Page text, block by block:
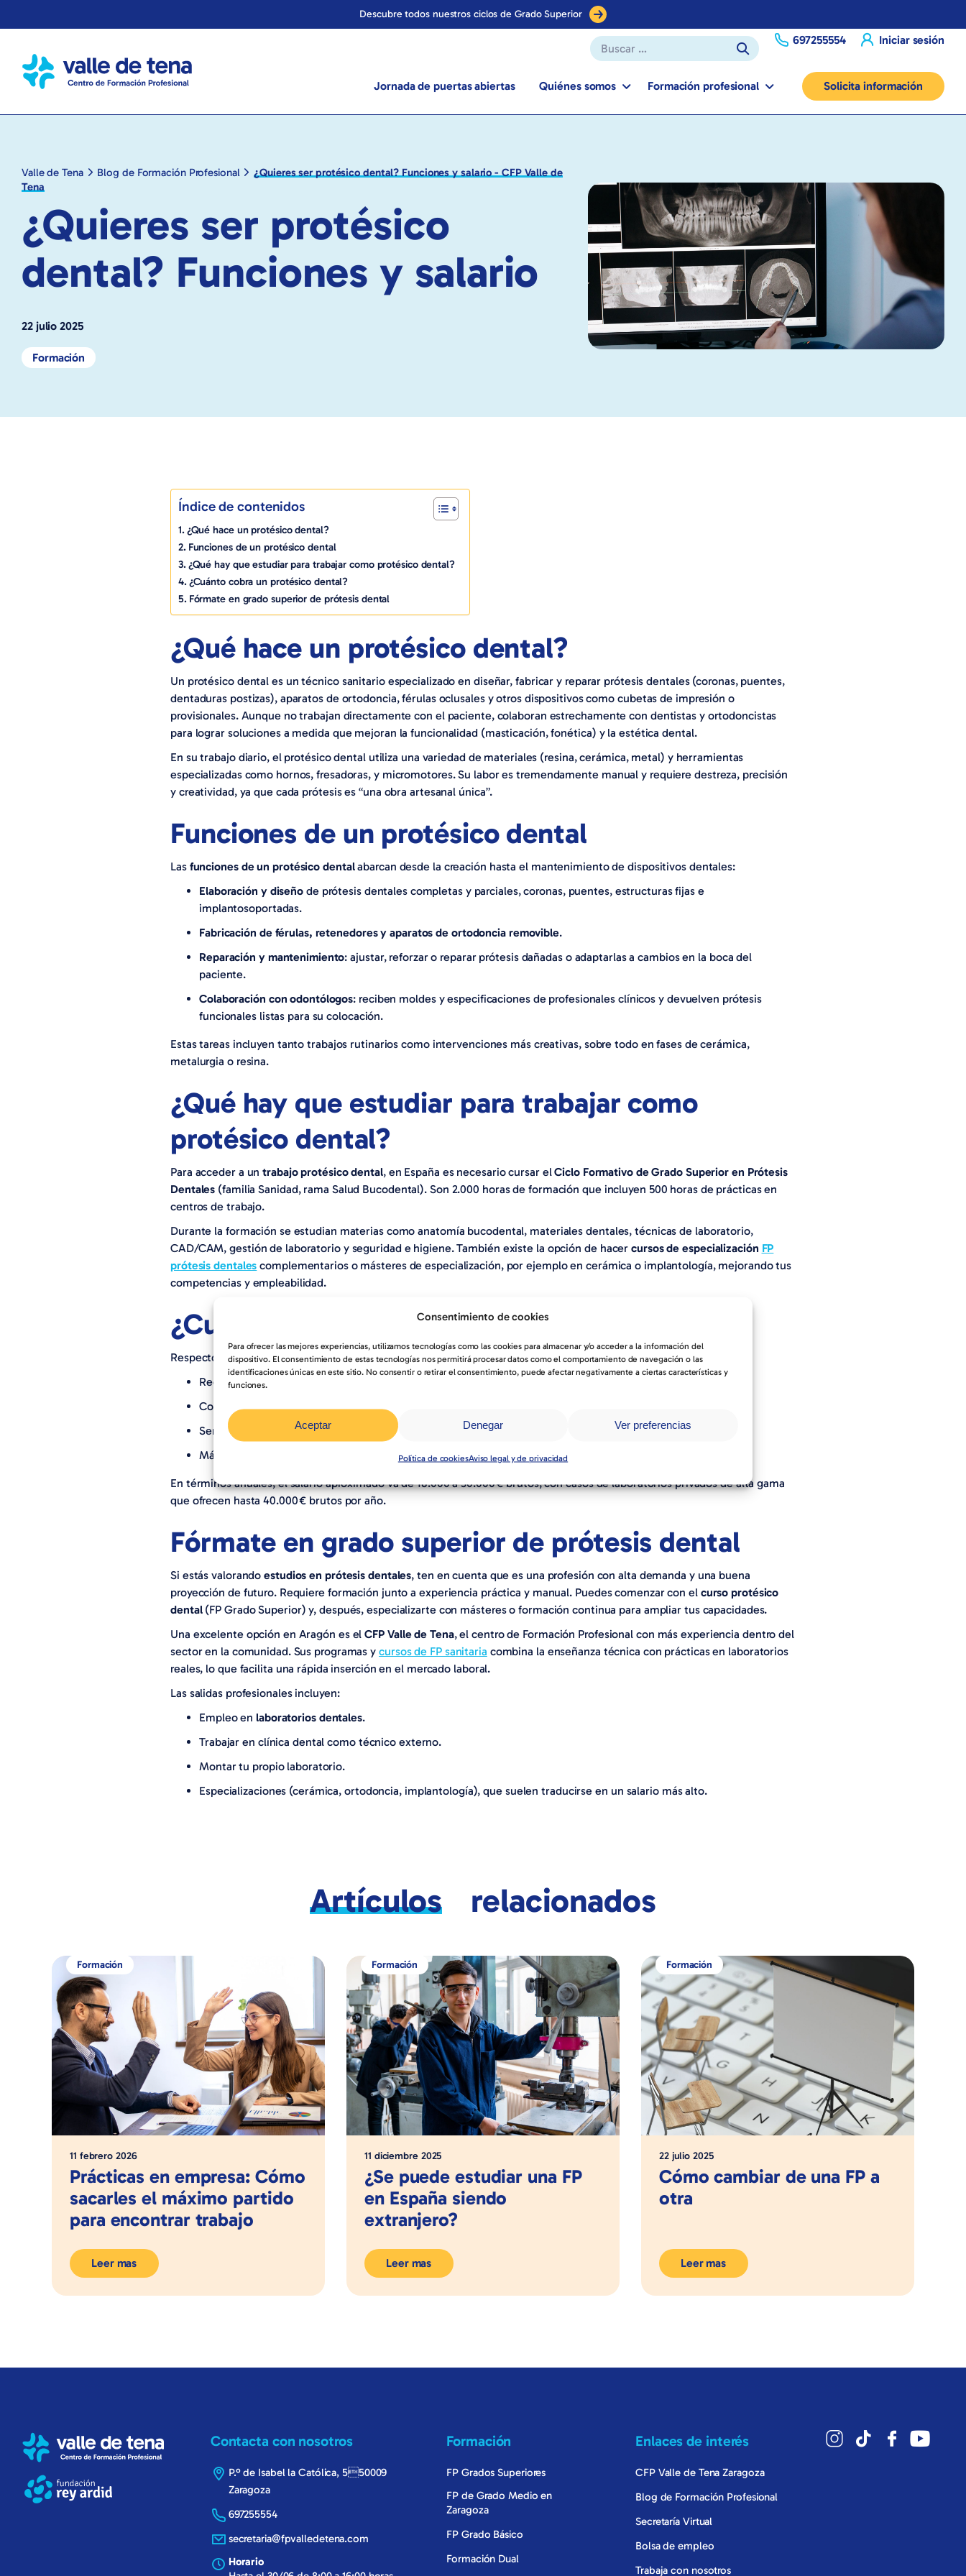
Consentimiento de cookies
Para ofrecer las mejores experiencias, utilizamos tecnologías como las cookies para almacenar y/o acceder a la información del
dispositivo. El consentimiento de estas tecnologías nos permitirá procesar datos como el comportamiento de navegación o las
identificaciones únicas en este sitio. No consentir o retirar el consentimiento, puede afectar negativamente a ciertas características y
funciones.
Aceptar Denegar Ver preferencias
Política de cookiesAviso legal y de privacidad
Ven a vernos en nuestras jornadas de puertas abiertas
697255554 Iniciar sesión
Jornada depuertas abiertas Quiénes somos Formación profesional Solicita información
Valle de Tena Blog de Formación Profesional
¿Quieres ser protésico dental? Funciones y salario - CFP Valle de
Tena
¿Quieres ser protésico
dental? Funciones y salario
22 julio 2025
Formación
Índice de contenidos
¿Qué hace un protésico dental?
Funciones de un protésico dental
¿Qué hay que estudiar para trabajar como protésico dental?
¿Cuánto cobra un protésico dental?
Fórmate en grado superior de prótesis dental
¿Qué hace un protésico dental?
Un protésico dental es un técnico sanitario especializado en diseñar, fabricar y reparar prótesis dentales (coronas, puentes,
dentaduras postizas), aparatos de ortodoncia, férulas oclusales y otros dispositivos como cubetas de impresión o
provisionales. Aunque no trabajan directamente con el paciente, colaboran estrechamente con dentistas y ortodoncistas
para lograr soluciones a medida que mejoran la funcionalidad (masticación, fonética) y la estética dental.
En su trabajo diario, el protésico dental utiliza una variedad de materiales (resina, cerámica, metal) y herramientas
especializadas como hornos, fresadoras, y micromotores. Su labor es tremendamente manual y requiere destreza, precisión
y creatividad, ya que cada prótesis es “una obra artesanal única”.
Funciones de un protésico dental
Las funciones de un protésico dentalabarcan desde la creación hasta el mantenimiento de dispositivos dentales:
Elaboración y diseño de prótesis dentales completas y parciales, coronas, puentes, estructuras fijas e
implantosoportadas.
Fabricación de férulas, retenedores y aparatos de ortodoncia removible.
Reparación y mantenimiento: ajustar, reforzar o reparar prótesis dañadas o adaptarlas a cambios en la boca del
paciente.
Colaboración con odontólogos: reciben moldes y especificaciones de profesionales clínicos y devuelven prótesis
funcionales listas para su colocación.
Estas tareas incluyen tanto trabajos rutinarios como intervenciones más creativas, sobre todo en fases de cerámica,
metalurgia o resina.
¿Qué hay que estudiar para trabajar como
protésico dental?
Para acceder a untrabajo protésico dental, en España es necesario cursar elCiclo Formativo de Grado Superior en Prótesis
Dentales (familia Sanidad, rama Salud Bucodental). Son 2.000 horas de formación que incluyen 500 horas de prácticas en
centros de trabajo.
Durante la formación se estudian materias como anatomía bucodental, materiales dentales, técnicas de laboratorio,
CAD/CAM, gestión de laboratorio y seguridad e higiene. También existe la opción de hacercursos de especialización FP
prótesis dentales complementarios o másteres de especialización, por ejemplo en cerámica o implantología, mejorando tus
competencias y empleabilidad.
¿Cuánto cobra un protésico dental?
Respecto acuánto cobra un protésico dentalen España, los datos indican:
Recién titulado (menos de 3 años): entre 800–1.015 € netos al mes (aprox. 14.400 € brutos/año).
Con experiencia media (4–9 años): entre 1.460–1.540 € netos al mes (18.480–28.500 € brutos/año).
Senior (10–20 años): puede alcanzar 1.880–1.900 € netos mensuales (~27.600–30.000 € brutos/año).
Más de 20 años de experiencia: suelen superar los 2.000–2.200 €/mes, llegando a 2.300 € o más.
En términos anuales, el salario aproximado va de 18.000 a 30.000 € brutos, con casos de laboratorios privados de alta gama
que ofrecen hasta 40.000 € brutos por año.
Fórmate en grado superior de prótesis dental
Si estás valorandoestudios en prótesis dentales, ten en cuenta que es una profesión con alta demanda y una buena
proyección de futuro. Requiere formación junto a experiencia práctica y manual. Puedes comenzar con el curso protésico
dental(FP Grado Superior) y, después, especializarte con másteres o formación continua para ampliar tus capacidades.
Una excelente opción en Aragón es elCFP Valle de Tena, el centro de Formación Profesional con más experiencia dentro del
sector en la comunidad. Sus programas y cursos de FP sanitaria combina la enseñanza técnica con prácticas en laboratorios
reales, lo que facilita una rápida inserción en el mercado laboral.
Las salidas profesionales incluyen:
Empleo en laboratorios dentales.
Trabajar en clínica dental como técnico externo.
Montar tu propio laboratorio.
Especializaciones (cerámica, ortodoncia, implantología), que suelen traducirse en un salario más alto.
Artículos relacionados
Formación
11 febrero 2026
Prácticas en empresa: Cómo
sacarles el máximo partido
para encontrar trabajo
Leer mas
Formación
11 diciembre 2025
¿Se puede estudiar una FP
en España siendo
extranjero?
Leer mas
Formación
22 julio 2025
Cómo cambiar de una FP a
otra
Leer mas
Contacta con nosotros
P.º de Isabel la Católica, 550009
Zaragoza
697255554
secretaria@fpvalledetena.com
Horario
Formación
FP Grados Superiores
FP de Grado Medio en
Zaragoza
FP Grado Básico
Formación Dual
Enlaces de interés
CFP Valle de Tena Zaragoza
Blog de Formación Profesional
Secretaría Virtual
Bolsa de empleo
Trabaja con nosotros